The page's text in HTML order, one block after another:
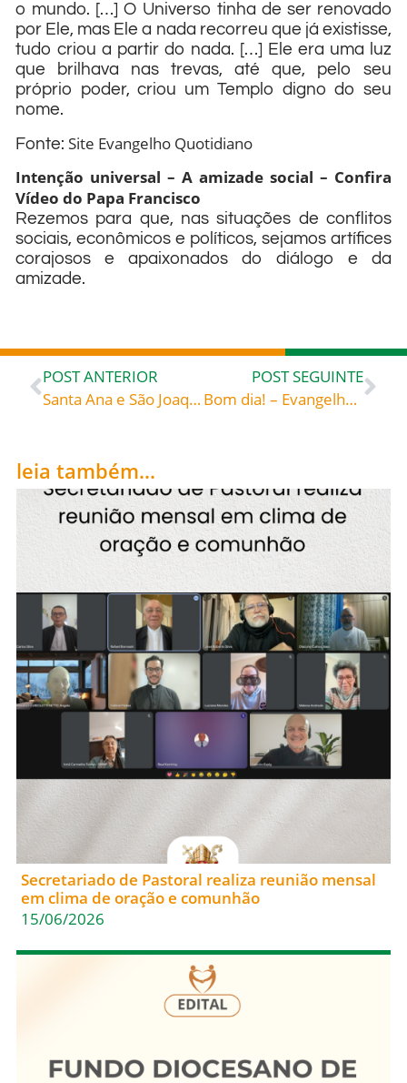
o mundo. […] O Universo tinha de ser renovado
por Ele, mas Ele a nada recorreu que já existisse,
tudo criou a partir do nada. […] Ele era uma luz
que brilhava nas trevas, até que, pelo seu
próprio poder, criou um Templo digno do seu
nome.
Fonte: Site Evangelho Quotidiano
Intenção universal – A amizade social – Confira
Vídeo do Papa Francisco
Rezemos para que, nas situações de conflitos
sociais, econômicos e políticos, sejamos artífices
corajosos e apaixonados do diálogo e da
amizade.
POST ANTERIOR
Santa Ana e São Joaquim, avós de Cristo (Século I), celebrados hoje, rogai por todos nós!
POST SEGUINTE
Bom dia! – Evangelho de hoje, 27 de julho de 2021: «A boa semente são os filhos do Reino» – Santa Teresa de Calcutá (1910-1997) fundadora das Irmãs Missionárias da Caridade «A Simple Path»
leia também...
Secretariado de Pastoral realiza reunião mensal
em clima de oração e comunhão
15/06/2026